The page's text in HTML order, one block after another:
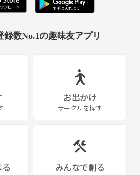
録数No.1の趣味友アプリ
お出かけ
サークルを探す
みんなで創る